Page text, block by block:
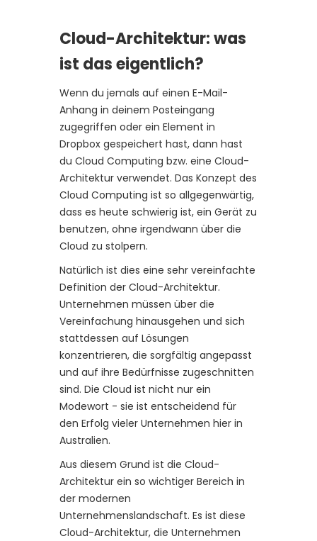
Cloud-Architektur: was
ist das eigentlich?
Wenn du jemals auf einen E-Mail-
Anhang in deinem Posteingang
zugegriffen oder ein Element in
Dropbox gespeichert hast, dann hast
du Cloud Computing bzw. eine Cloud-
Architektur verwendet. Das Konzept des
Cloud Computing ist so allgegenwärtig,
dass es heute schwierig ist, ein Gerät zu
benutzen, ohne irgendwann über die
Cloud zu stolpern.
Natürlich ist dies eine sehr vereinfachte
Definition der Cloud-Architektur.
Unternehmen müssen über die
Vereinfachung hinausgehen und sich
stattdessen auf Lösungen
konzentrieren, die sorgfältig angepasst
und auf ihre Bedürfnisse zugeschnitten
sind. Die Cloud ist nicht nur ein
Modewort - sie ist entscheidend für
den Erfolg vieler Unternehmen hier in
Australien.
Aus diesem Grund ist die Cloud-
Architektur ein so wichtiger Bereich in
der modernen
Unternehmenslandschaft. Es ist diese
Cloud-Architektur, die Unternehmen